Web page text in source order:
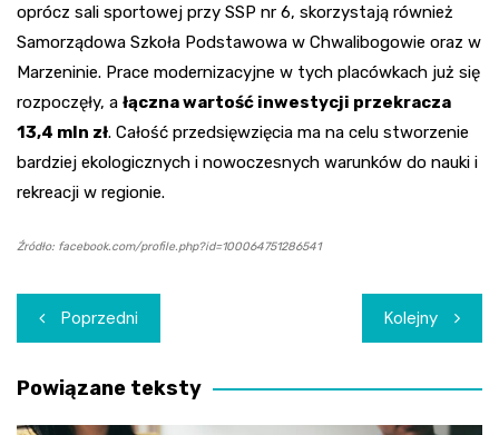
oprócz sali sportowej przy SSP nr 6, skorzystają również
Samorządowa Szkoła Podstawowa w Chwalibogowie oraz w
Marzeninie. Prace modernizacyjne w tych placówkach już się
rozpoczęły, a łączna wartość inwestycji przekracza
13,4 mln zł. Całość przedsięwzięcia ma na celu stworzenie
bardziej ekologicznych i nowoczesnych warunków do nauki i
rekreacji w regionie.
Źródło: facebook.com/profile.php?id=100064751286541
Nawigacja
wpisu
Poprzedni Kolejny
Powiązane teksty